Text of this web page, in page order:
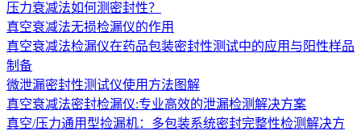
压力衰减法如何测密封性？
真空衰减法无损检漏仪的作用
真空衰减法检漏仪在药品包装密封性测试中的应用与阳性样品
制备
微泄漏密封性测试仪使用方法图解
真空衰减法密封检漏仪:专业高效的泄漏检测解决方案
真空/压力通用型捡漏机：多包装系统密封完整性检测解决方